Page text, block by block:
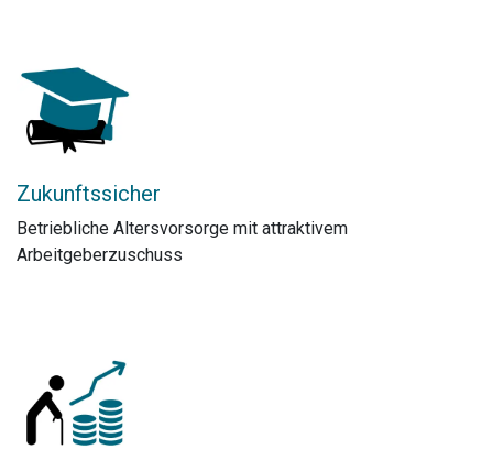
Zukunftssicher
Betriebliche Altersvorsorge mit attraktivem
Arbeitgeberzuschuss